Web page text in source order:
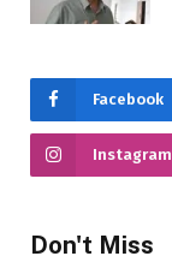
Facebook
Instagram
Don't Miss